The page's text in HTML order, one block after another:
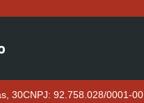
30CNPJ: 92.758.028/0001-00